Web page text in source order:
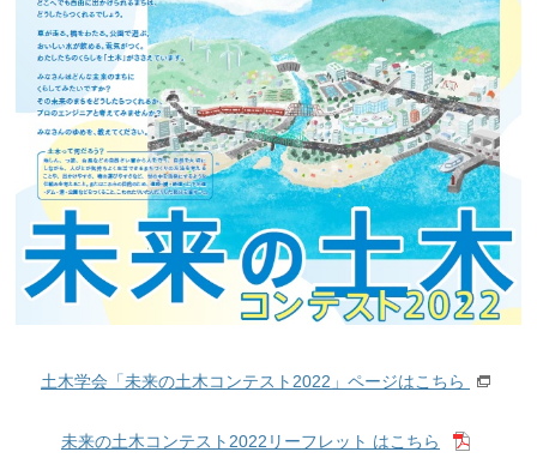
土木学会「未来の土木コンテスト2022」ページはこちら
未来の土木コンテスト2022リーフレット はこちら